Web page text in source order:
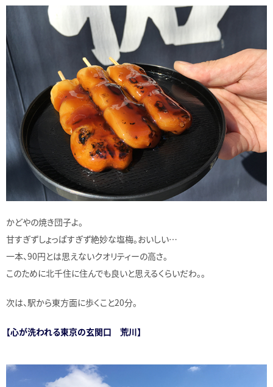
かどやの焼き団子よ。
甘すぎずしょっぱすぎず絶妙な塩梅。おいしい…
一本、90円とは思えないクオリティーの高さ。
このために北千住に住んでも良いと思えるくらいだわ。。
次は、駅から東方面に歩くこと20分。
【心が洗われる東京の玄関口 荒川】